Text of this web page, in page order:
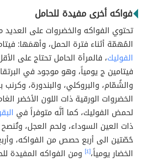
فواكه أخرى مفيدة للحامل
تحتوي الفواكه والخضروات على العديد
المُهمّة أثناء فترة الحمل، وأهمَها:
الفوليك
فيتامين ج يومياً، وهو موجود في
والشُمّام، والبروكلي، والبندورة،
الخضروات الورقية ذات اللون الأخضر
لحمض الفوليك، كما أنَّه متوفراً في
ذات العين السوداء، ولحم العجل، وتُنصح
حُصّتين الى أربع حصص من الفواكه،
الخضار يومياً،[٤] ومن الفواكه المفيدة